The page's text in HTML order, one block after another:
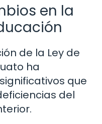
en la
de la Ley de
ha
que
del